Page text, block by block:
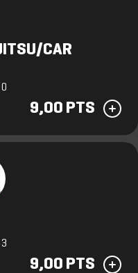
CAR
9,00 PTS
9,00 PTS